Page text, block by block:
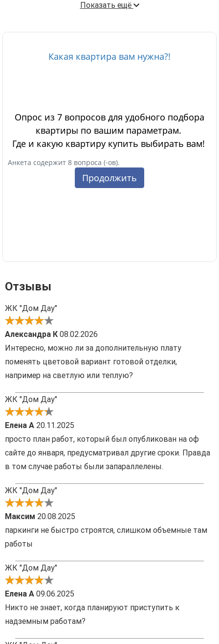
Показать ещё
Отзывы
ЖК "Дом Дау"
Александра К 08.02.2026
Интересно, можно ли за дополнительную плату
поменять цветовой вариант готовой отделки,
например на светлую или теплую?
ЖК "Дом Дау"
Елена А 20.11.2025
просто план работ, который был опубликован на оф
сайте до января, предусматривал другие сроки. Правда
в том случае работы были запараллелены.
ЖК "Дом Дау"
Максим 20.08.2025
паркинги не быстро строятся, слишком объемные там
работы
ЖК "Дом Дау"
Елена А 09.06.2025
Никто не знает, когда планируют приступить к
надземным работам?